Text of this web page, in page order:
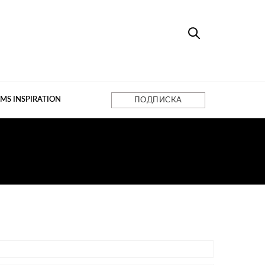
INSPIRATION ПОДПИСКА